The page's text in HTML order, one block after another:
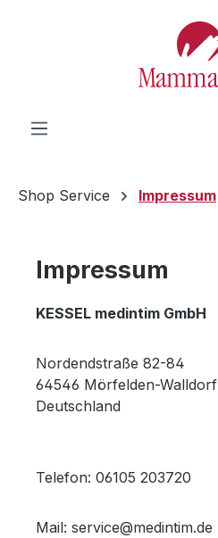
Shop Service Impressum
Impressum
KESSEL medintim GmbH
Nordendstraße 82-84
64546 Mörfelden-Walldorf
Deutschland
Telefon: 06105 203720
Mail: service@medintim.de